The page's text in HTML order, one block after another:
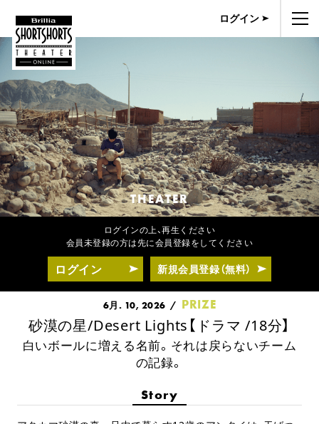
ログイン
THEATER
ログインの上、再生ください
会員未登録の方は先に会員登録をしてください
ログイン 新規会員登録（無料）
6月. 10, 2026 PRIZE
砂漠の星/Desert Lights【ドラマ /18分】
白いボールに増える名前。それは戻らないチーム
の記録。
Story